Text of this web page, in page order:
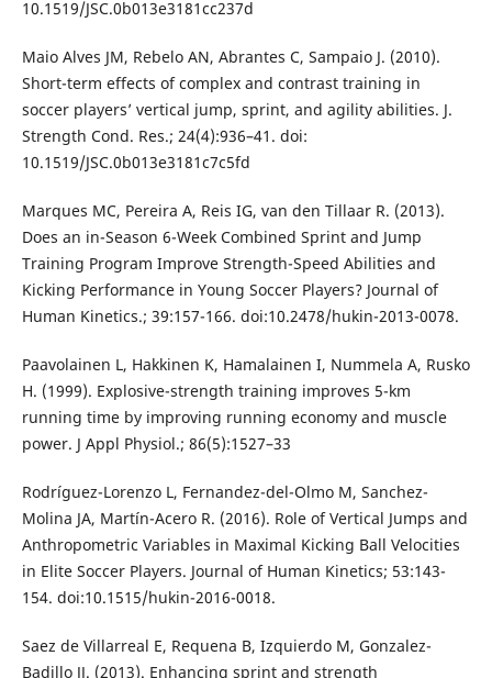
10.1519/JSC.0b013e3181cc237d
Maio Alves JM, Rebelo AN, Abrantes C, Sampaio J. (2010).
Short-term effects of complex and contrast training in
soccer players’ vertical jump, sprint, and agility abilities. J.
Strength Cond. Res.; 24(4):936–41. doi:
10.1519/JSC.0b013e3181c7c5fd
Marques MC, Pereira A, Reis IG, van den Tillaar R. (2013).
Does an in-Season 6-Week Combined Sprint and Jump
Training Program Improve Strength-Speed Abilities and
Kicking Performance in Young Soccer Players? Journal of
Human Kinetics.; 39:157-166. doi:10.2478/hukin-2013-0078.
Paavolainen L, Hakkinen K, Hamalainen I, Nummela A, Rusko
H. (1999). Explosive-strength training improves 5-km
running time by improving running economy and muscle
power. J Appl Physiol.; 86(5):1527–33
Rodríguez-Lorenzo L, Fernandez-del-Olmo M, Sanchez-
Molina JA, Martín-Acero R. (2016). Role of Vertical Jumps and
Anthropometric Variables in Maximal Kicking Ball Velocities
in Elite Soccer Players. Journal of Human Kinetics; 53:143-
154. doi:10.1515/hukin-2016-0018.
Saez de Villarreal E, Requena B, Izquierdo M, Gonzalez-
Badillo JJ. (2013). Enhancing sprint and strength